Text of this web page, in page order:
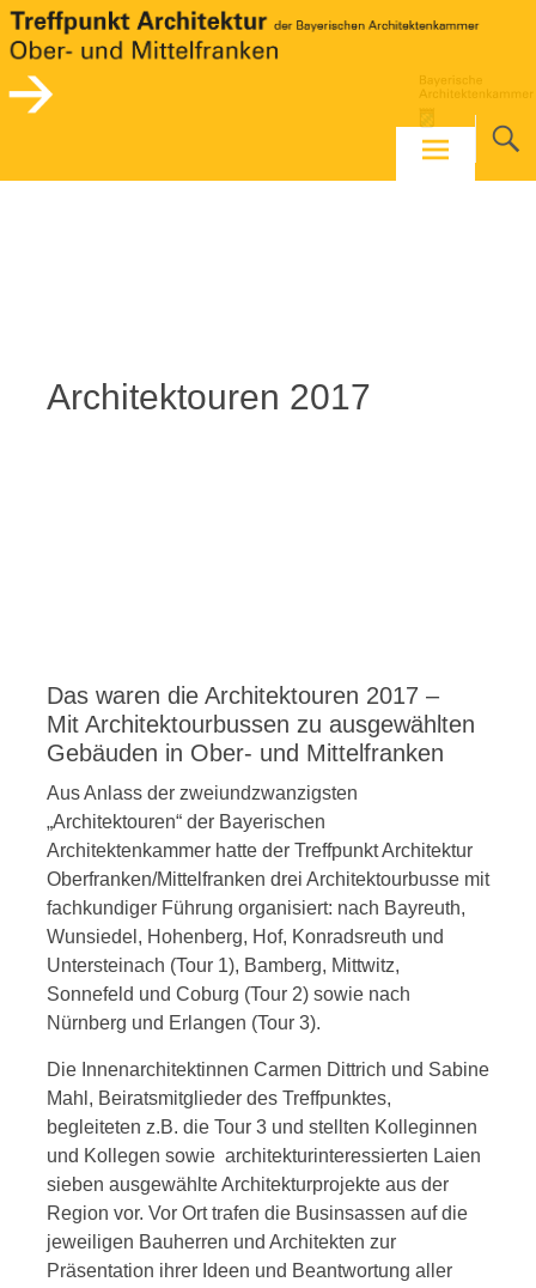
Skip
to
Architektouren 2017
Das waren die Architektouren 2017 –
Mit Architektourbussen zu ausgewählten
Gebäuden in Ober- und Mittelfranken
Aus Anlass der zweiundzwanzigsten
„Architektouren“ der Bayerischen
Architektenkammer hatte der Treffpunkt Architektur
Oberfranken/Mittelfranken drei Architektourbusse mit
fachkundiger Führung organisiert: nach Bayreuth,
Wunsiedel, Hohenberg, Hof, Konradsreuth und
Untersteinach (Tour 1), Bamberg, Mittwitz,
Sonnefeld und Coburg (Tour 2) sowie nach
Nürnberg und Erlangen (Tour 3).
Die Innenarchitektinnen Carmen Dittrich und Sabine
Mahl, Beiratsmitglieder des Treffpunktes,
begleiteten z.B. die Tour 3 und stellten Kolleginnen
und Kollegen sowie architekturinteressierten Laien
sieben ausgewählte Architekturprojekte aus der
Region vor. Vor Ort trafen die Businsassen auf die
jeweiligen Bauherren und Architekten zur
Präsentation ihrer Ideen und Beantwortung aller